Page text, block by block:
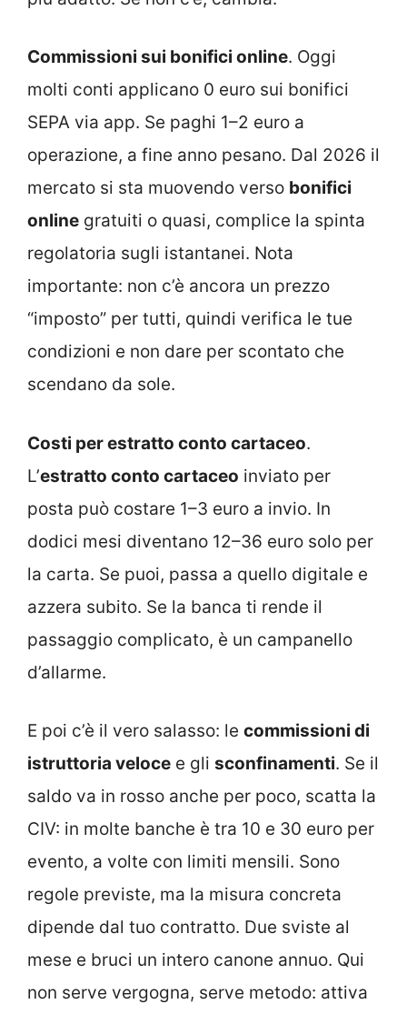
Commissioni sui bonifici online. Oggi
molti conti applicano 0 euro sui bonifici
SEPA via app. Se paghi 1–2 euro a
operazione, a fine anno pesano. Dal 2026 il
mercato si sta muovendo verso bonifici
online gratuiti o quasi, complice la spinta
regolatoria sugli istantanei. Nota
importante: non c’è ancora un prezzo
“imposto” per tutti, quindi verifica le tue
condizioni e non dare per scontato che
scendano da sole.
Costi per estratto conto cartaceo.
L’estratto conto cartaceo inviato per
posta può costare 1–3 euro a invio. In
dodici mesi diventano 12–36 euro solo per
la carta. Se puoi, passa a quello digitale e
azzera subito. Se la banca ti rende il
passaggio complicato, è un campanello
d’allarme.
E poi c’è il vero salasso: le commissioni di
istruttoria veloce e gli sconfinamenti. Se il
saldo va in rosso anche per poco, scatta la
CIV: in molte banche è tra 10 e 30 euro per
evento, a volte con limiti mensili. Sono
regole previste, ma la misura concreta
dipende dal tuo contratto. Due sviste al
mese e bruci un intero canone annuo. Qui
non serve vergogna, serve metodo: attiva